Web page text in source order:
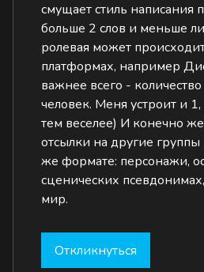
смущает стиль написания
больше 2 слов и меньше
ролевая может
платформах, например
важнее всего -
человек. Меня устроит и
тем веселее) И конечно
отсылки на другие
же формате: персонажи,
сценических
мир.
Откликнуться